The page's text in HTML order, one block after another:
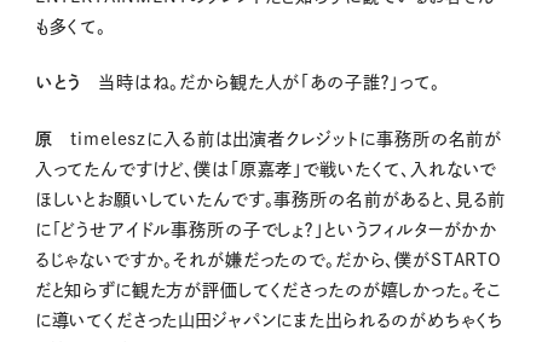
も多くて。
いとう 当時はね。だから観た人が「あの子誰？」って。
原 timeleszに入る前は出演者クレジットに事務所の名前が
入ってたんですけど、僕は「原嘉孝」で戦いたくて、入れないで
ほしいとお願いしていたんです。事務所の名前があると、見る前
に「どうせアイドル事務所の子でしょ？」というフィルターがかか
るじゃないですか。それが嫌だったので。だから、僕がSTARTO
だと知らずに観た方が評価してくださったのが嬉しかった。そこ
に導いてくださった山田ジャパンにまた出られるのがめちゃくち